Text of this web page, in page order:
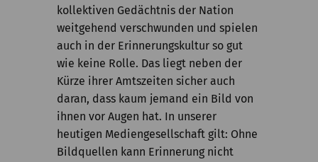
kollektiven Gedächtnis der Nation
weitgehend verschwunden und spielen
auch in der Erinnerungskultur so gut
wie keine Rolle. Das liegt neben der
Kürze ihrer Amtszeiten sicher auch
daran, dass kaum jemand ein Bild von
ihnen vor Augen hat. In unserer
heutigen Mediengesellschaft gilt: Ohne
Bildquellen kann Erinnerung nicht